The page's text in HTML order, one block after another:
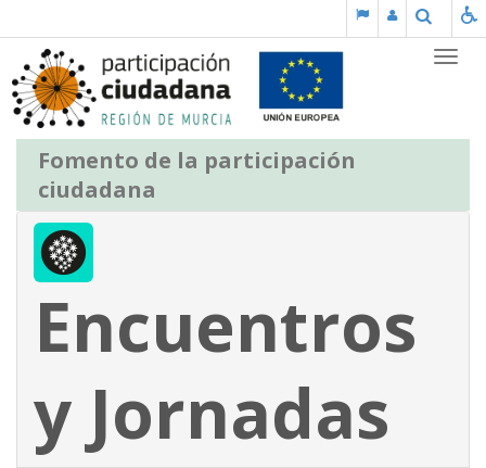
Buscar
Fomento de la participación
ciudadana
Encuentros
y Jornadas